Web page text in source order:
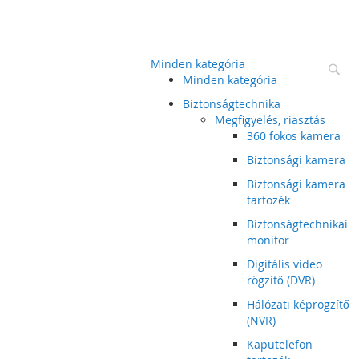
Minden kategória
Minden kategória
Biztonságtechnika
Megfigyelés, riasztás
360 fokos kamera
Biztonsági kamera
Biztonsági kamera
tartozék
Biztonságtechnikai
monitor
Digitális video
rögzítő (DVR)
Hálózati képrögzítő
(NVR)
Kaputelefon